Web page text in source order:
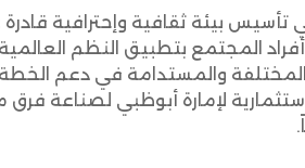
تأسيس بيئة ثقافية وإحترافية
المجتمع بتطبيق النظم العالمية
والمستدامة في دعم الخطة
لإمارة أبوظبي لصناعة